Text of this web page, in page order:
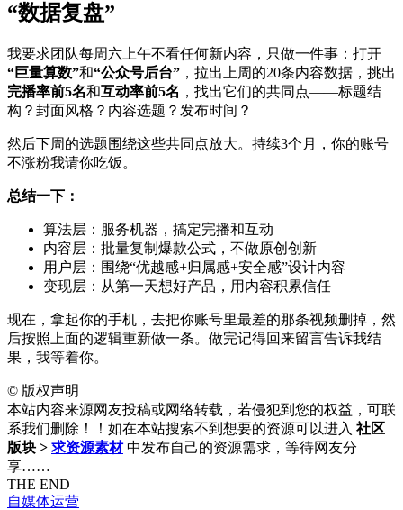
“数据复盘”
我要求团队每周六上午不看任何新内容，只做一件事：打开
“巨量算数”和“公众号后台” ，拉出上周的20条内容数据，挑出
完播率前5名和互动率前5名 ，找出它们的共同点——标题结
构？封面风格？内容选题？发布时间？
然后下周的选题围绕这些共同点放大。持续3个月，你的账号
不涨粉我请你吃饭。
总结一下：
算法层：服务机器，搞定完播和互动
内容层：批量复制爆款公式，不做原创创新
用户层：围绕“优越感+归属感+安全感”设计内容
变现层：从第一天想好产品，用内容积累信任
现在，拿起你的手机，去把你账号里最差的那条视频删掉，然
后按照上面的逻辑重新做一条。做完记得回来留言告诉我结
果，我等着你。
© 版权声明
本站内容来源网友投稿或网络转载，若侵犯到您的权益，可联
系我们删除！！如在本站搜索不到想要的资源可以进入 社区
版块 > 求资源素材 中发布自己的资源需求，等待网友分
享……
THE END
自媒体运营